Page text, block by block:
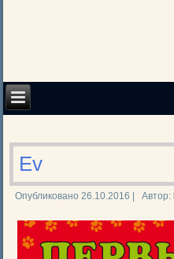
Ev
Опубликовано 26.10.2016 Автор: